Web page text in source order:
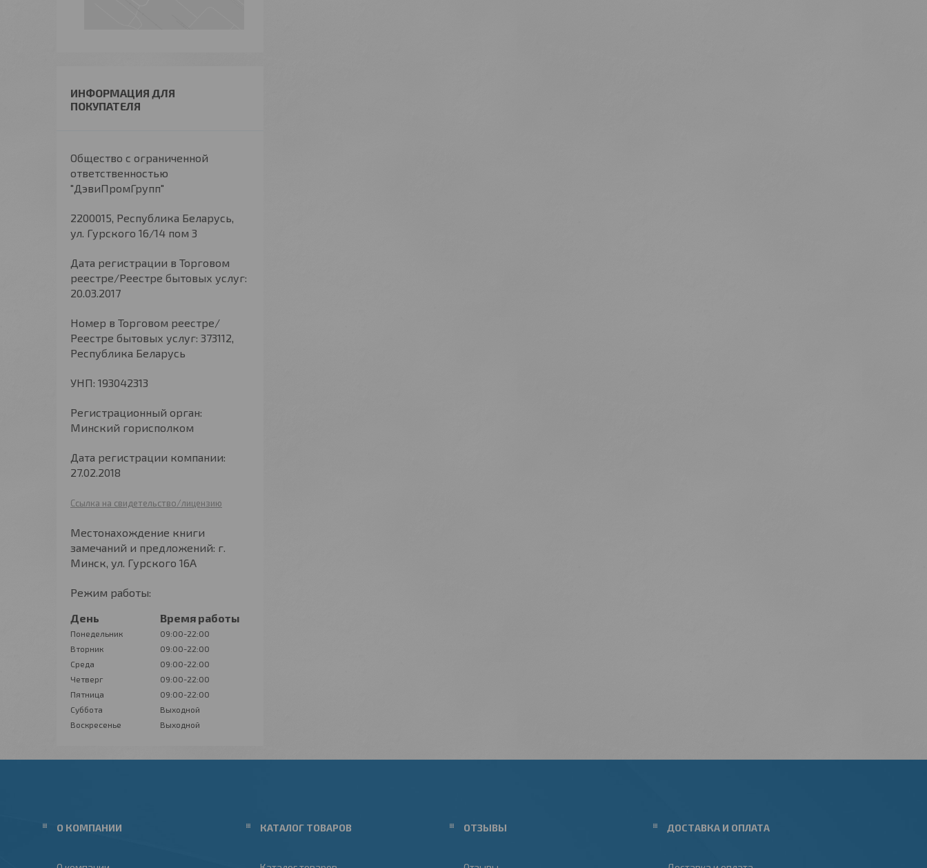
ИНФОРМАЦИЯ ДЛЯ
ПОКУПАТЕЛЯ
Общество с ограниченной
ответственностью
"ДэвиПромГрупп"
2200015, Республика Беларусь,
ул. Гурского 16/14 пом 3
Дата регистрации в Торговом
реестре/Реестре бытовых услуг:
20.03.2017
Номер в Торговом реестре/
Реестре бытовых услуг: 373112,
Республика Беларусь
УНП: 193042313
Регистрационный орган:
Минский горисполком
Дата регистрации компании:
27.02.2018
Ссылка на свидетельство/лицензию
Местонахождение книги
замечаний и предложений: г.
Минск, ул. Гурского 16А
Режим работы:
День
Время работы
Понедельник
09:00-22:00
Вторник
09:00-22:00
Среда
09:00-22:00
Четверг
09:00-22:00
Пятница
09:00-22:00
Суббота
Выходной
Воскресенье
Выходной
О КОМПАНИИ КАТАЛОГ ТОВАРОВ ОТЗЫВЫ ДОСТАВКА И ОПЛАТА